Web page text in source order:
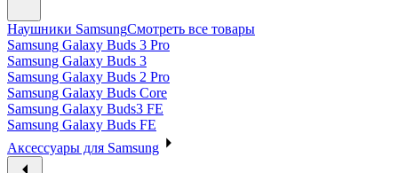
Наушники SamsungСмотреть все товары
Samsung Galaxy Buds 3 Pro
Samsung Galaxy Buds 3
Samsung Galaxy Buds 2 Pro
Samsung Galaxy Buds Core
Samsung Galaxy Buds3 FE
Samsung Galaxy Buds FE
Аксессуары для Samsung